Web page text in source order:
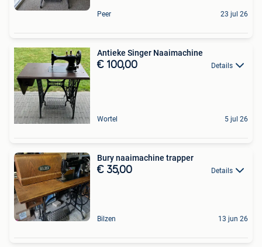
Peer 23 jul 26
Antieke Singer Naaimachine
€ 100,00 Details
Wortel 5 jul 26
Bury naaimachine trapper
€ 35,00 Details
Bilzen 13 jun 26